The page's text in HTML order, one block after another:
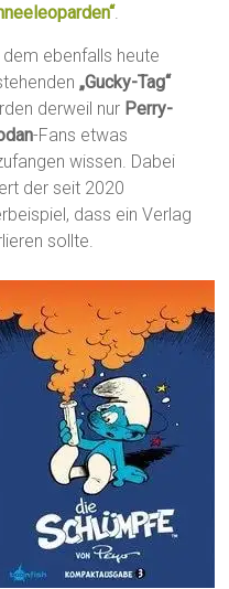
.
dem ebenfalls heute
„Gucky-Tag“
derweil nur Perry-
-Fans etwas
wissen. Dabei
der seit 2020
dass ein Verlag
sollte.